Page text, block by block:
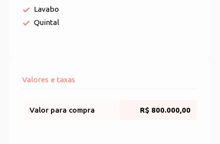
Lavabo
Quintal
Valores e taxas
Valor para compra R$ 800.000,00